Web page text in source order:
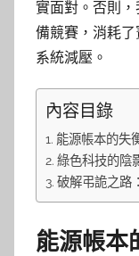
實面對。否則
備競賽，消耗
系統減壓。
內容目錄
能源帳本的失
綠色科技的陰
破解弔詭之路
能源帳本